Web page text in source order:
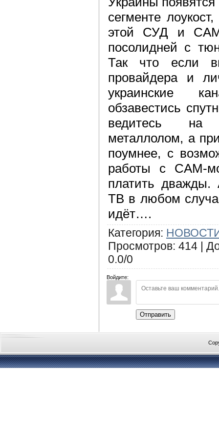
сегменте
этой СУД и
посолидней с
Так что если
провайдера и
украинские
обзавестись
ведитесь на
металлолом, а
поумнее, с
работы с CAM-
платить дважды.
ТВ в любом
идёт….
Категория:
Просмотров: 414 |
0.0/0
Войдите:
Отправить